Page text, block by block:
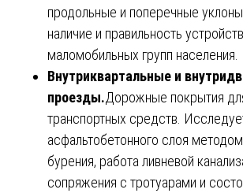
продольные и поперечные
наличие и правильность
маломобильных групп населения.
Внутриквартальные и
проезды.Дорожные покрытия
транспортных средств.
асфальтобетонного слоя
бурения, работа ливневой
сопряжения с тротуарами и